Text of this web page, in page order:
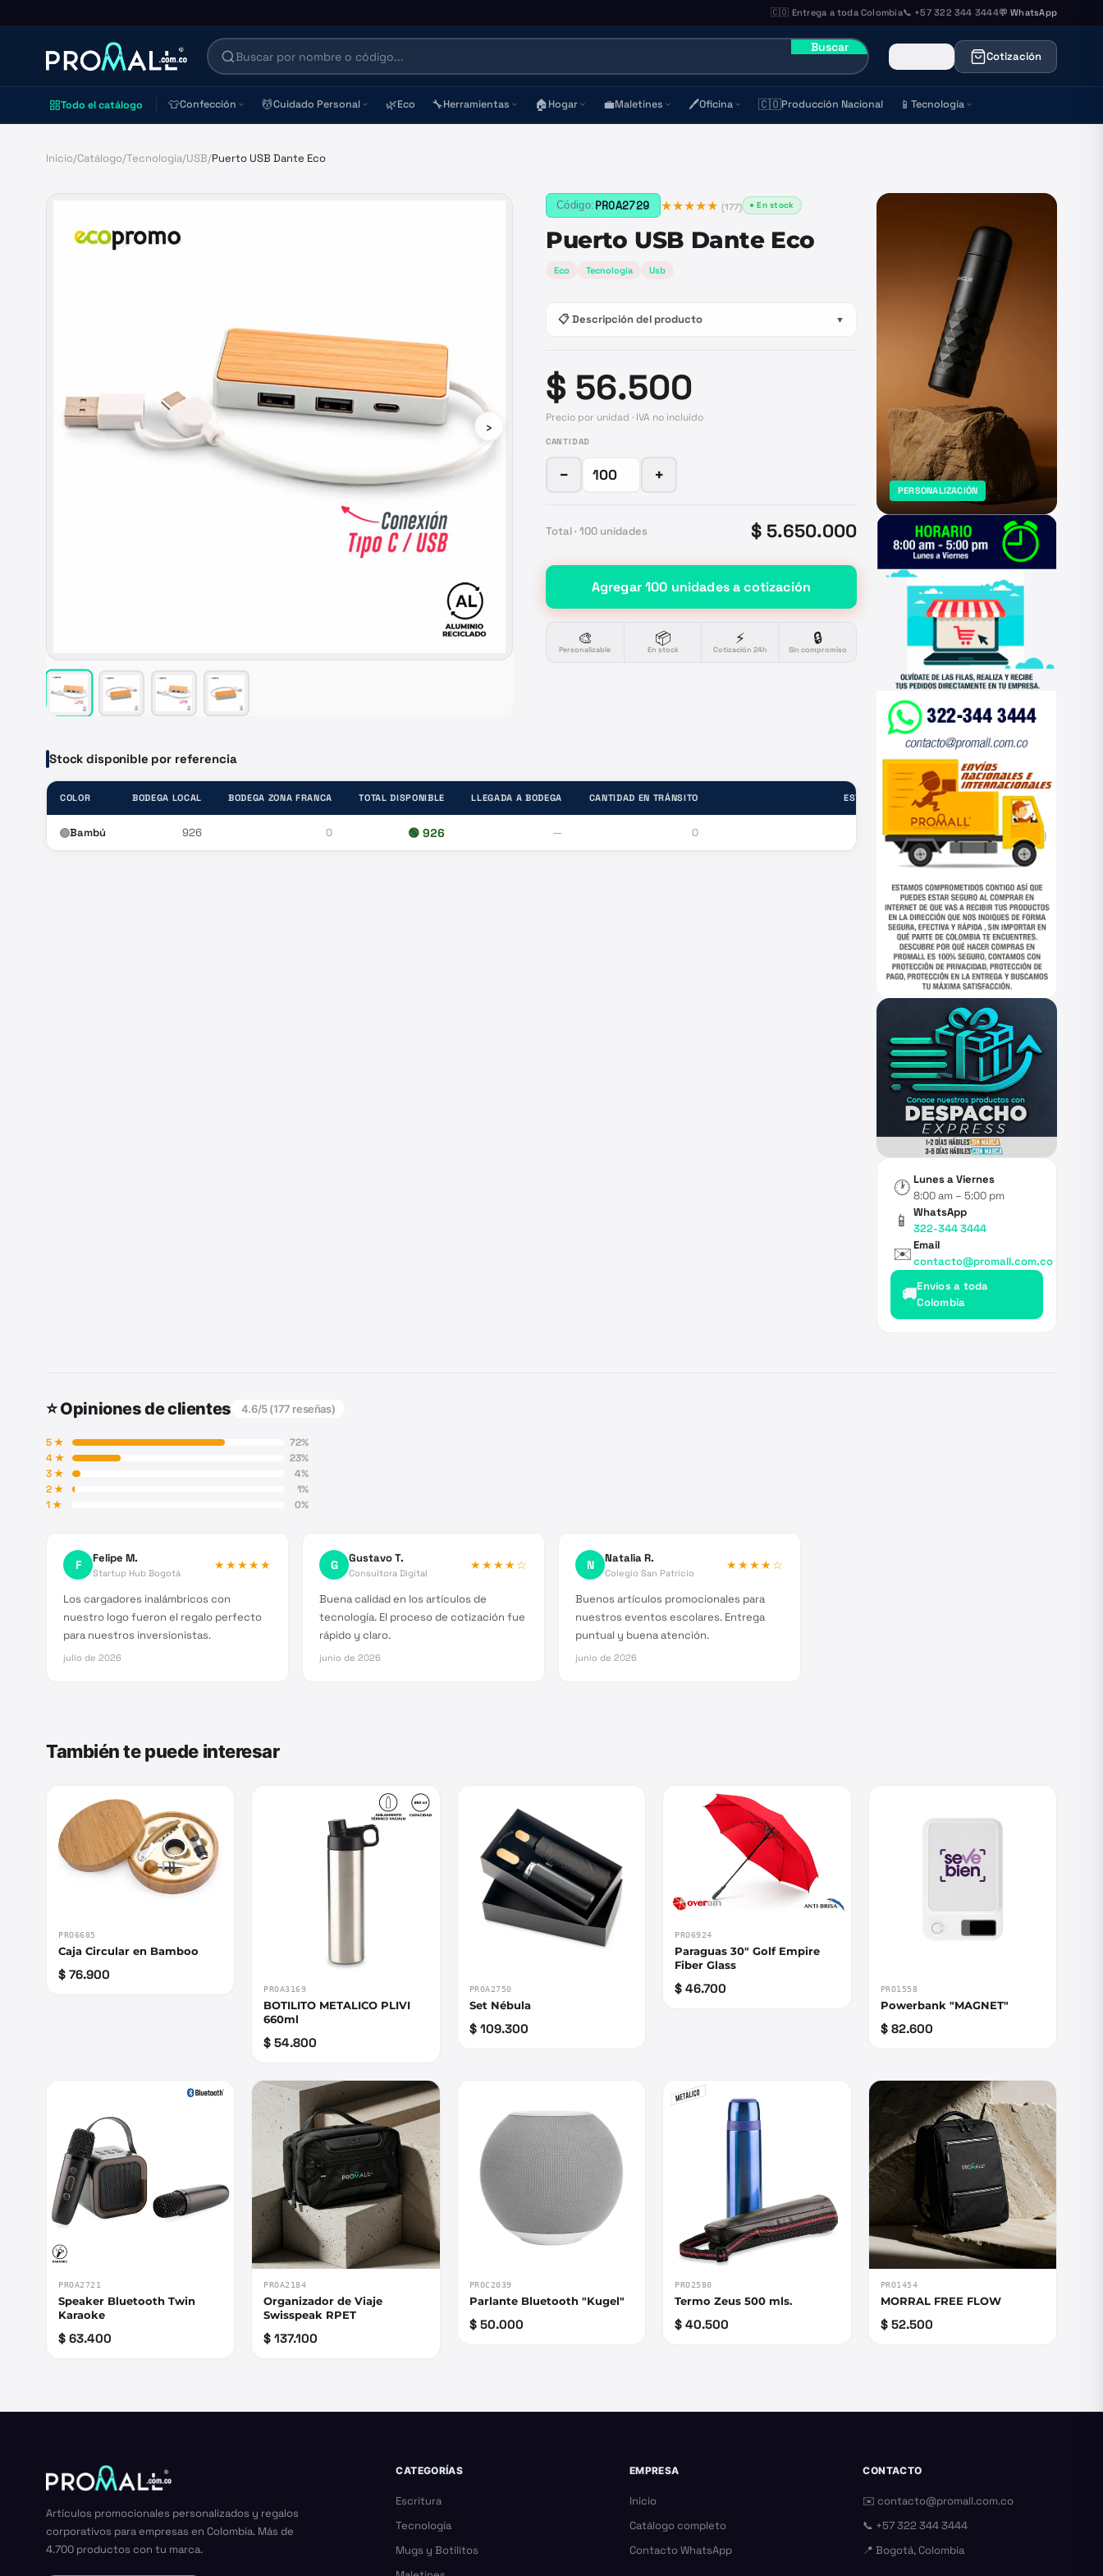
🇨🇴 Entrega a toda Colombia📞 +57 322 344 3444💬 WhatsApp
Buscar
Cotización
Todo el catálogo 👕Confección 💆Cuidado Personal 🌿Eco 🔧Herramientas 🏠Hogar 💼Maletines 🖊️Oficina 🇨🇴Producción Nacional 📱 Tecnología
Inicio/Catálogo/Tecnología/USB/Puerto USB Dante Eco
›
Código: PROA2729 ★★★★★ (177) ● En stock
Puerto USB Dante Eco
Eco Tecnología Usb
📋 Descripción del producto ▼
$ 56.500
Precio por unidad · IVA no incluido
CANTIDAD
− +
Total · 100 unidades $ 5.650.000
Agregar100 unidadesa cotización
🎨
Personalizable
📦
En stock
⚡
Cotización 24h
🔒
Sin compromiso
Stock disponible por referencia
COLOR BODEGA LOCAL BODEGA ZONA FRANCA TOTAL DISPONIBLE LLEGADA A BODEGA CANTIDAD EN TRÁNSITO ESTADO
Bambú 926 0 🟢 926 — 0
PERSONALIZACIÓN
🕐 Lunes a Viernes
8:00 am – 5:00 pm
📱
WhatsApp
322-344 3444
✉️Email
contacto@promall.com.co
🚚Envíos a toda
Colombia
⭐ Opiniones de clientes 4.6/5 (177 reseñas)
5★ 72%
4★ 23%
3★ 4%
2★ 1%
1★ 0%
F Felipe M.
Startup Hub Bogotá
★★★★★
Los cargadores inalámbricos con
nuestro logo fueron el regalo perfecto
para nuestros inversionistas.
julio de 2026
G Gustavo T.
Consultora Digital
★★★★☆
Buena calidad en los artículos de
tecnología. El proceso de cotización fue
rápido y claro.
junio de 2026
N Natalia R.
Colegio San Patricio
★★★★☆
Buenos artículos promocionales para
nuestros eventos escolares. Entrega
puntual y buena atención.
junio de 2026
También te puede interesar
PRO6685
Caja Circular en Bamboo
$ 76.900
PROA3169
BOTILITO METALICO PLIVI
660ml
$ 54.800
PROA2750
Set Nébula
$ 109.300
PRO6924
Paraguas 30" Golf Empire
Fiber Glass
$ 46.700 PRO1558
Powerbank "MAGNET"
$ 82.600
PROA2721
Speaker Bluetooth Twin
Karaoke
$ 63.400
PROA2184
Organizador de Viaje
Swisspeak RPET
$ 137.100
PROC2039
Parlante Bluetooth "Kugel"
$ 50.000
PRO2580
Termo Zeus 500 mls.
$ 40.500
PRO1454
MORRAL FREE FLOW
$ 52.500
Artículos promocionales personalizados y regalos
corporativos para empresas en Colombia. Más de
4.700 productos con tu marca.
CATEGORÍAS
Escritura
Tecnología
Mugs y Botilitos
EMPRESA
Inicio
Catálogo completo
Contacto WhatsApp
CONTACTO
✉️contacto@promall.com.co
📞 +57 322 344 3444
📍 Bogotá, Colombia